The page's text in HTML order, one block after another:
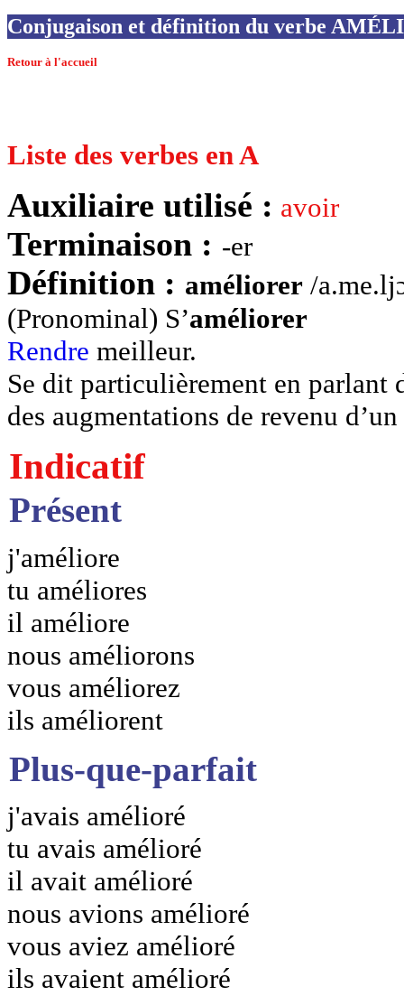
Conjugaison et définition du verbe
Retour à l'accueil
Liste des verbes en A
Auxiliaire utilisé : avoir
Terminaison : -er
Définition : améliorer /
(Pronominal) S’améliorer
Rendre meilleur.
Se dit particulièrement en parlant
des augmentations de revenu
Indicatif
Présent
j'améliore
tu améliores
il améliore
nous améliorons
vous améliorez
ils améliorent
Plus-que-parfait
j'avais amélioré
tu avais amélioré
il avait amélioré
nous avions amélioré
vous aviez amélioré
ils avaient amélioré